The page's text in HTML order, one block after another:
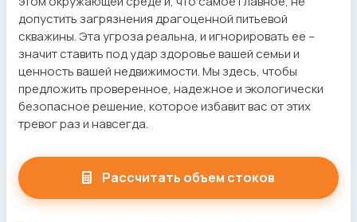
допустить загрязнения драгоценной питьевой
скважины. Эта угроза реальна, и игнорировать ее –
значит ставить под удар здоровье вашей семьи и
ценность вашей недвижимости. Мы здесь, чтобы
предложить проверенное, надежное и экологически
безопасное решение, которое избавит вас от этих
тревог раз и навсегда.
Рассчитать объем стоков